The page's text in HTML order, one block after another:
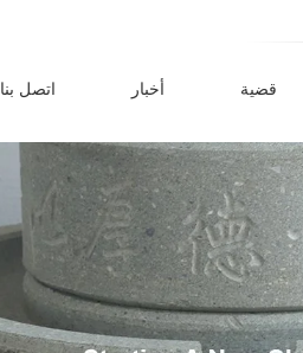
قضية أخبار اتصل بنا